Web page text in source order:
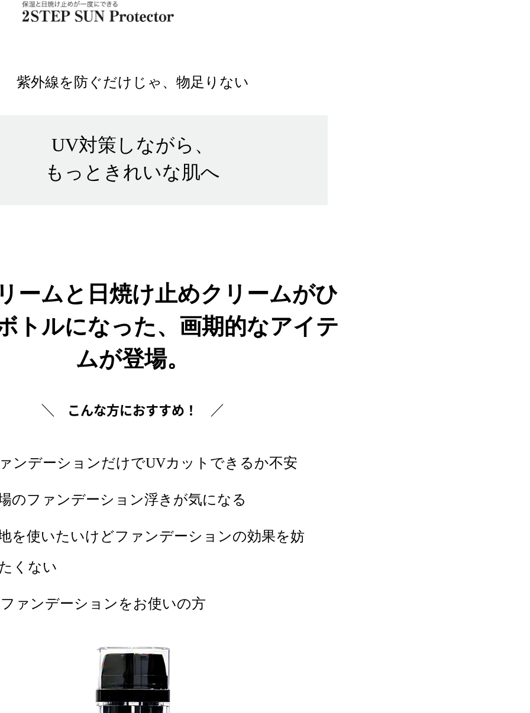
紫外線を防ぐだけじゃ、物足りない
UV対策しながら、
もっときれいな肌へ
ームと日焼け止めクリームがひ
トルになった、画期的なアイテ
ムが登場。
＼ こんな方におすすめ！ ／
ンデーションだけでUVカットできるか不安
のファンデーション浮きが気になる
を使いたいけどファンデーションの効果を妨
くない
ァンデーションをお使いの方